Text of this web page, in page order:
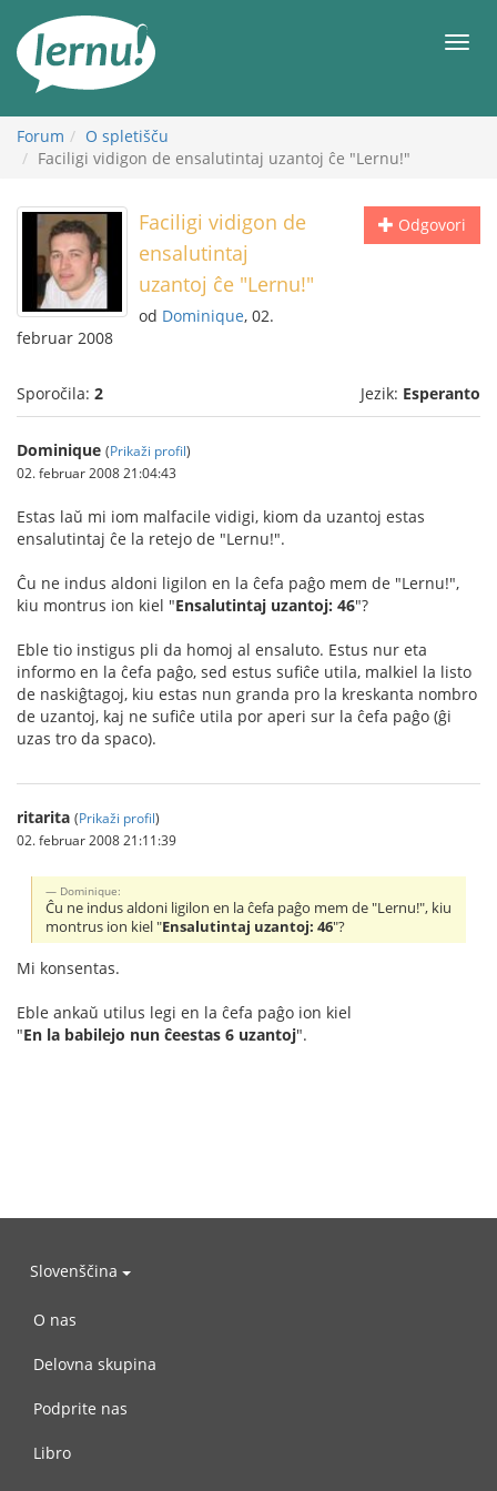
vsebini
Meni
Forum
O spletišču
Faciligi vidigon de ensalutintaj uzantoj ĉe "Lernu!"
Odgovori
Faciligi vidigon de
ensalutintaj
uzantoj ĉe "Lernu!"
od Dominique, 02.
februar 2008
Sporočila: 2 Jezik: Esperanto
Dominique (Prikaži profil)
02. februar 2008 21:04:43
Estas laŭ mi iom malfacile vidigi, kiom da uzantoj estas
ensalutintaj ĉe la retejo de "Lernu!".
Ĉu ne indus aldoni ligilon en la ĉefa paĝo mem de "Lernu!",
kiu montrus ion kiel "Ensalutintaj uzantoj: 46"?
Eble tio instigus pli da homoj al ensaluto. Estus nur eta
informo en la ĉefa paĝo, sed estus sufiĉe utila, malkiel la listo
de naskiĝtagoj, kiu estas nun granda pro la kreskanta nombro
de uzantoj, kaj ne sufiĉe utila por aperi sur la ĉefa paĝo (ĝi
uzas tro da spaco).
ritarita (Prikaži profil)
02. februar 2008 21:11:39
Dominique:
Ĉu ne indus aldoni ligilon en la ĉefa paĝo mem de "Lernu!", kiu
montrus ion kiel "Ensalutintaj uzantoj: 46"?
Mi konsentas.
Eble ankaŭ utilus legi en la ĉefa paĝo ion kiel
"En la babilejo nun ĉeestas 6 uzantoj".
Slovenščina
O nas
Delovna skupina
Podprite nas
Libro